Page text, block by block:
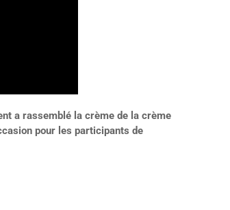
a rassemblé la crème de la crème
pour les participants de